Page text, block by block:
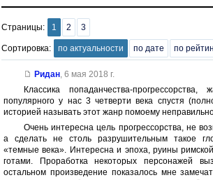
Страницы: 1 2 3
Сортировка: по актуальности по дате по
Ридан, 6 мая 2018 г.
Классика попаданчества-
популярного у нас 3 четверти века спустя
историей называть этот жанр помоему
Очень интересна цель прогрессорства, не
а сделать не столь разрушительным такое
«темные века». Интересна и эпоха, руины
готами. Проработка некоторых персонажей
остальном произведение показалось мне